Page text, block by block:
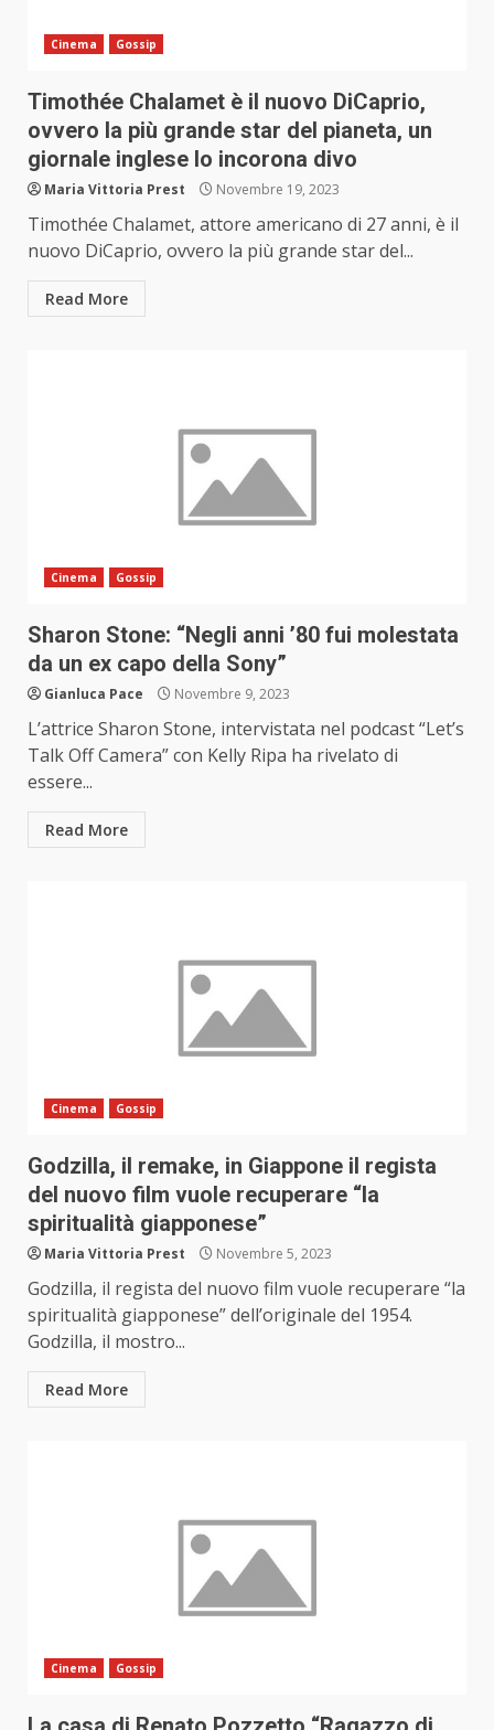
Cinema Gossip
Timothée Chalamet è il nuovo DiCaprio,
ovvero la più grande star del pianeta, un
giornale inglese lo incorona divo
Maria Vittoria Prest Novembre 19, 2023
Timothée Chalamet, attore americano di 27 anni, è il
nuovo DiCaprio, ovvero la più grande star del...
Read More
Cinema Gossip
Sharon Stone: “Negli anni ’80 fui molestata
da un ex capo della Sony”
Gianluca Pace Novembre 9, 2023
L’attrice Sharon Stone, intervistata nel podcast “Let’s
Talk Off Camera” con Kelly Ripa ha rivelato di
essere...
Read More
Cinema Gossip
Godzilla, il remake, in Giappone il regista
del nuovo film vuole recuperare “la
spiritualità giapponese”
Maria Vittoria Prest Novembre 5, 2023
Godzilla, il regista del nuovo film vuole recuperare “la
spiritualità giapponese” dell’originale del 1954.
Godzilla, il mostro...
Read More
Cinema Gossip